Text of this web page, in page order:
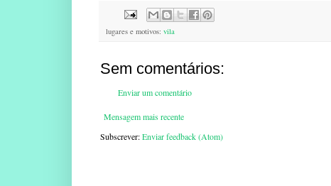
lugares e motivos: vila
Sem comentários:
Enviar um comentário
Mensagem mais recente
Subscrever:Enviar feedback (Atom)